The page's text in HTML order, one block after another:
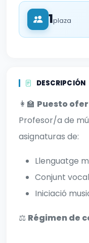
1plaza
DESCRIPCIÓN
👩‍🏫 Puesto
Profesor/a de
asignaturas de:
Llenguatge
Conjunt vocal
Iniciació
⚖️ Régimen de